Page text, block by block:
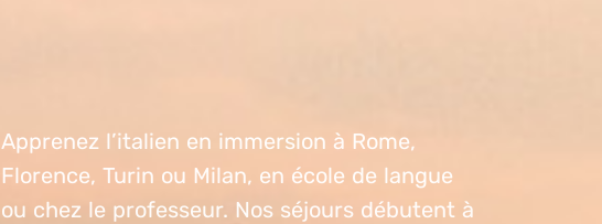
Apprenez l’italien en immersion à Rome,
Florence, Turin ou Milan, en école de langue
ou chez le professeur. Nos séjours débutent à